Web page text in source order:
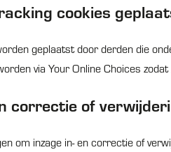
cookies
geplaatst door derden die
via Your Online Choices
correctie of
om inzage in- en correctie of